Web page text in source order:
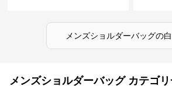
メンズショルダーバッグの白
メンズショルダーバッグ カテゴ